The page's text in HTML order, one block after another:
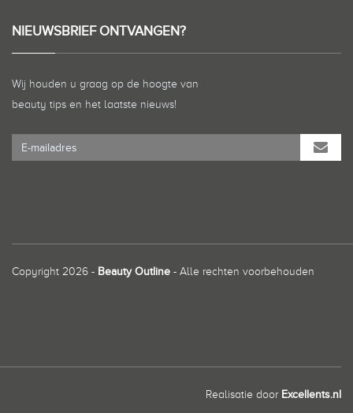
NIEUWSBRIEF ONTVANGEN?
Wij houden u graag op de hoogte van
beauty tips en het laatste nieuws!
Copyright 2026 - Beauty Outline - Alle rechten voorbehouden
Realisatie door Excellents.nl